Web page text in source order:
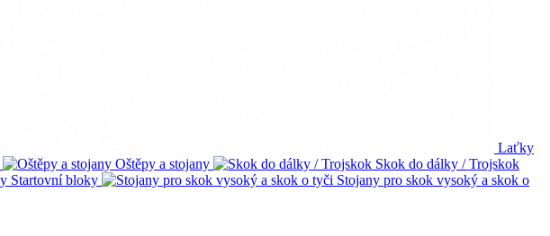
Laťky
Oštěpy a stojany
Skok do dálky / Trojskok
Startovní bloky
Stojany pro skok vysoký a skok o